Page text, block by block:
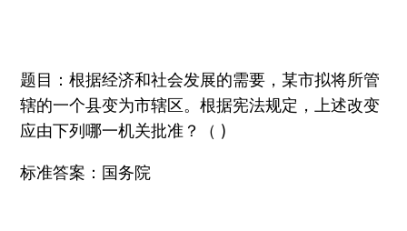
题目：根据经济和社会发展的需要，某市拟将所管
辖的一个县变为市辖区。根据宪法规定，上述改变
应由下列哪一机关批准？（ )
标准答案：国务院